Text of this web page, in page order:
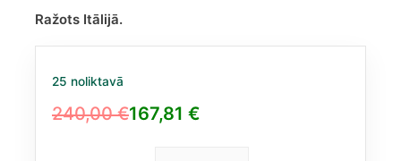
Ražots Itālijā.
25 noliktavā
240,00€
Original
167,81 €
Current